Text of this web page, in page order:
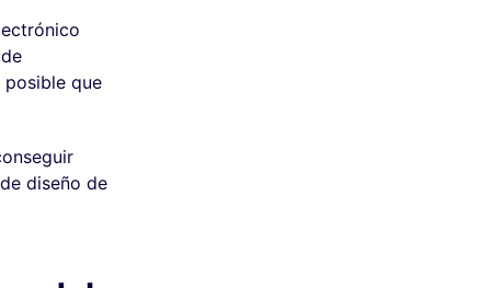
posible que
diseño de